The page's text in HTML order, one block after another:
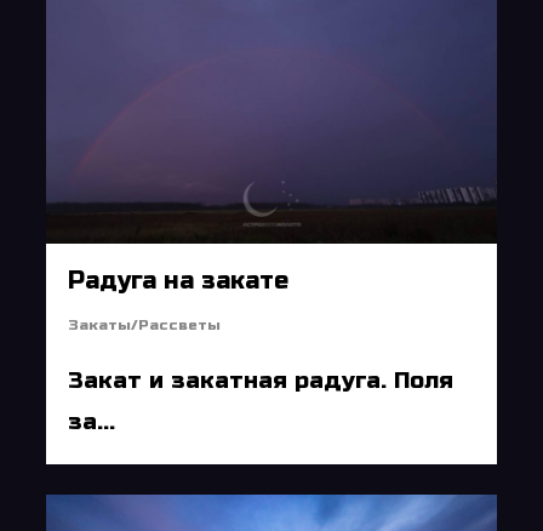
Радуга на закате
Закаты/Рассветы
Закат и закатная радуга. Поля
за...